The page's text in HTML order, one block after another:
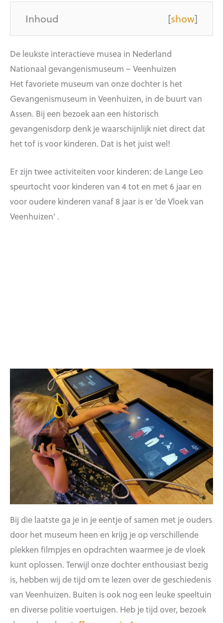
Inhoud [show]
De leukste interactieve musea in Nederland
Nationaal gevangenismuseum – Veenhuizen
Het favoriete museum van onze dochter is het
Gevangenismuseum in Veenhuizen, in de buurt van
Assen. Bij een bezoek aan een historisch
gevangenisdorp denk je waarschijnlijk niet direct dat
het tof is voor kinderen. Dat is het juist wel!
Er zijn twee activiteiten voor kinderen: de Lange Leo
speurtocht voor kinderen van 4 tot en met 6 jaar en
voor oudere kinderen vanaf 8 jaar is er ‘de Vloek van
Veenhuizen’ .
Bij die laatste ga je in je eentje of samen met je ouders
door het museum heen en krijg je op verschillende
plekken filmpjes en opdrachten waarmee je de vloek
kunt oplossen. Terwijl onze dochter enthousiast bezig
is, hebben wij de tijd om te lezen over de geschiedenis
van Veenhuizen. Buiten is ook nog een leuke speeltuin
en diverse politie voertuigen. Heb je tijd over, bezoek